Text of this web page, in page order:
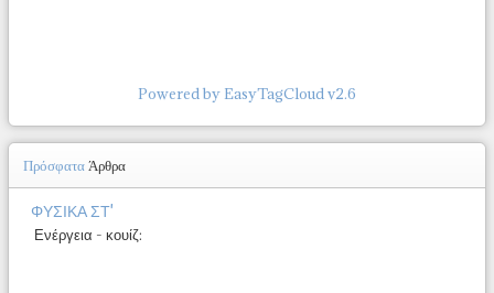
Powered by EasyTagCloud v2.6
ΠρόσφαταΆρθρα
ΦΥΣΙΚΑ ΣΤ'
Ενέργεια - κουίζ: